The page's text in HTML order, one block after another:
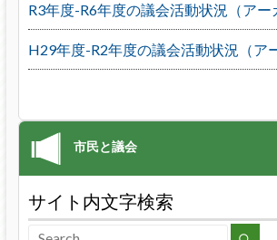
R3年度-R6年度の議会活動状況（アー
H29年度-R2年度の議会活動状況（ア
サイト内文字検索